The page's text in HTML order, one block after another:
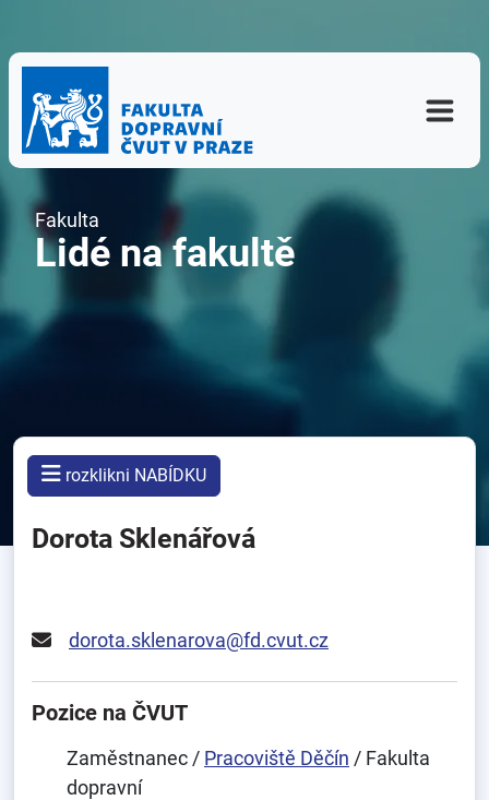
Fakulta
Lidé na fakultě
rozklikni NABÍDKU
Dorota Sklenářová
dorota.sklenarova@fd.cvut.cz
Pozice na ČVUT
Zaměstnanec / Pracoviště Děčín / Fakulta
dopravní